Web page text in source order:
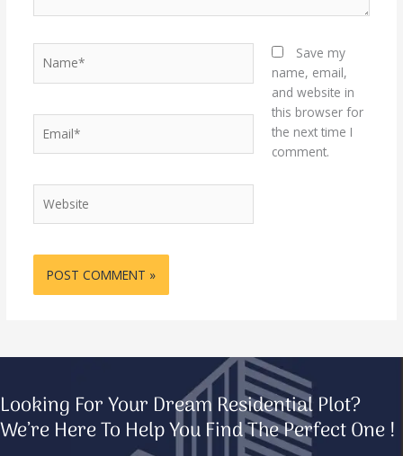
Save my
name, email,
and website in
this browser for
the next time I
comment.
Looking For Your Dream Residential Plot?
We’re Here To Help You Find The Perfect One !